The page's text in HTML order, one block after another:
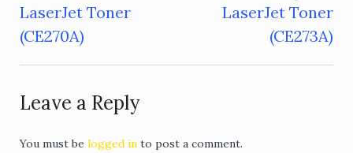
navigation
LaserJet Toner
(CE270A)
LaserJet Toner
(CE273A)
Leave a Reply
You must be logged in to post a comment.